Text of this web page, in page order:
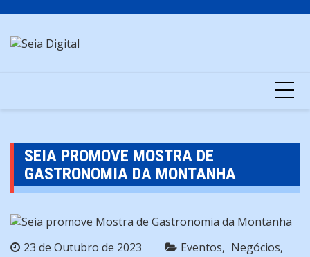
content
SEIA PROMOVE MOSTRA DE
GASTRONOMIA DA MONTANHA
23 de Outubro de 2023 Eventos
Negócios